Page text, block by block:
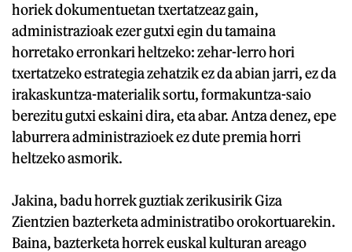
horiek dokumentuetan txertatzeaz gain,
administrazioak ezer gutxi egin du tamaina
horretako erronkari heltzeko: zehar-lerro hori
txertatzeko estrategia zehatzik ez da abian jarri, ez da
irakaskuntza-materialik sortu, formakuntza-saio
berezitu gutxi eskaini dira, eta abar. Antza denez, epe
laburrera administrazioek ez dute premia horri
heltzeko asmorik.
Jakina, badu horrek guztiak zerikusirik Giza
Zientzien bazterketa administratibo orokortuarekin.
Baina, bazterketa horrek euskal kulturan areago